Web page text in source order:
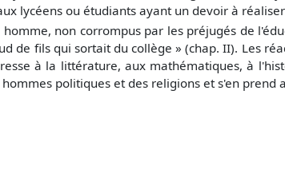
lycéens ou étudiants ayant un devoir à
non corrompus par les préjugés de
de fils qui sortait du collège » (chap. II). Les
à la littérature, aux mathématiques, à
politiques et des religions et s'en prend